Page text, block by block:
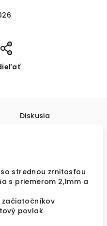
Diskusia
strednou zrnitosťou
s priemerom 2,1mm a
začiatočníkov
povlak